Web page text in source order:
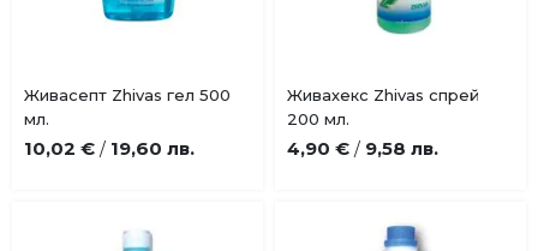
любими
Купи
Живасепт Zhivas гел 500
мл.
10,02 € / 19,60 лв.
Добави
любими
Купи
Живахекс Zhivas спрей
200 мл.
4,90 € / 9,58 лв.